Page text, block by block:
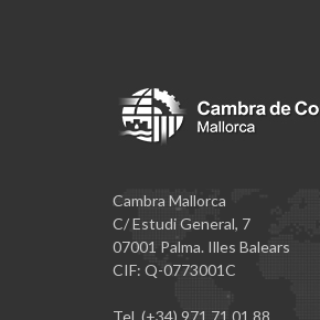
Cambra Mallorca
C/ Estudi General, 7
07001 Palma. Illes Balears
CIF: Q-0773001C